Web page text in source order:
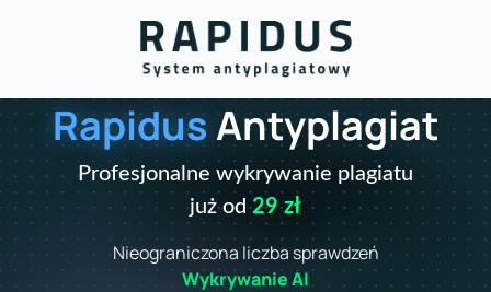
RapidusAntyplagiat
Profesjonalne wykrywanie plagiatu
już od29 zł
Nieograniczona liczba sprawdzeń
Wykrywanie AI